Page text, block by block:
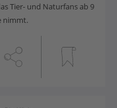
Tier- und Naturfans ab 9
nimmt.